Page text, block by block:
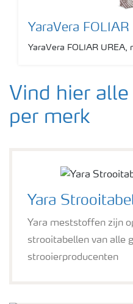
YaraVera
YaraVera FOLIAR
Vind hier
per merk
Yara
Yara meststoffen zijn
strooitabellen van alle
strooierproducenten